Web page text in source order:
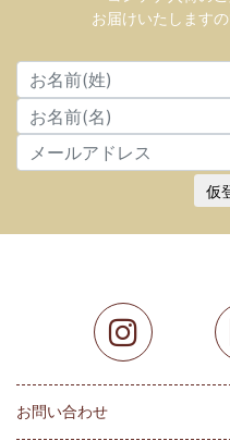
お届けいたします
仮
お問い合わせ